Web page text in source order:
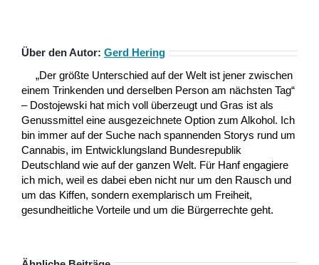
Über den Autor: Gerd Hering
„Der größte Unterschied auf der Welt ist jener zwischen
einem Trinkenden und derselben Person am nächsten Tag“
– Dostojewski hat mich voll überzeugt und Gras ist als
Genussmittel eine ausgezeichnete Option zum Alkohol. Ich
bin immer auf der Suche nach spannenden Storys rund um
Cannabis, im Entwicklungsland Bundesrepublik
Deutschland wie auf der ganzen Welt. Für Hanf engagiere
ich mich, weil es dabei eben nicht nur um den Rausch und
um das Kiffen, sondern exemplarisch um Freiheit,
gesundheitliche Vorteile und um die Bürgerrechte geht.